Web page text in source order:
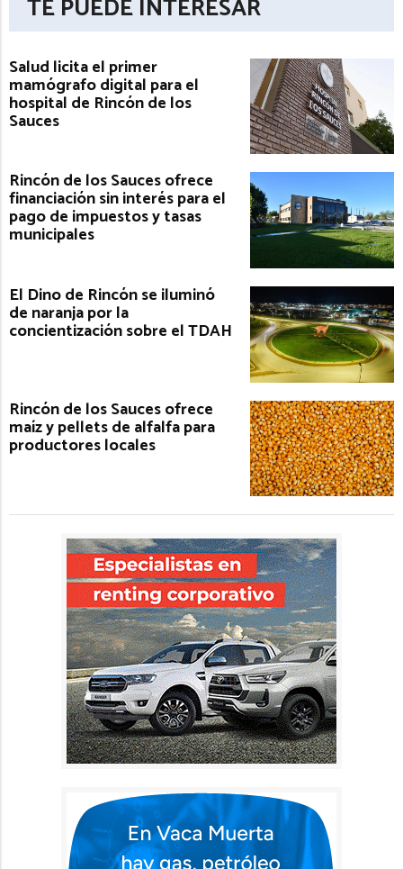
TE PUEDE INTERESAR
Salud licita el primer
mamógrafo digital para el
hospital de Rincón de los
Sauces
Rincón de los Sauces ofrece
financiación sin interés para el
pago de impuestos y tasas
municipales
El Dino de Rincón se iluminó
de naranja por la
concientización sobre el TDAH
Rincón de los Sauces ofrece
maíz y pellets de alfalfa para
productores locales